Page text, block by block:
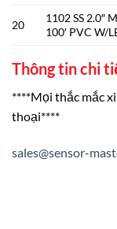
20
1102 SS 2.0″
100′ PVC W/
Thông tin chi
****Mọi thắc mắc
thoại****
sales@sensor-